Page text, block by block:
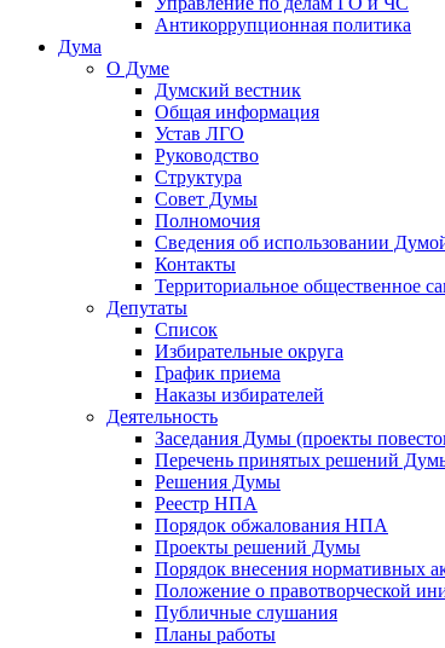
Антикоррупционная политика
Дума
О Думе
Думский вестник
Общая информация
Устав ЛГО
Руководство
Структура
Совет Думы
Полномочия
Сведения об использовании
Контакты
Территориальное общественное
Депутаты
Список
Избирательные округа
График приема
Наказы избирателей
Деятельность
Заседания Думы (проекты
Перечень принятых решений
Решения Думы
Реестр НПА
Порядок обжалования НПА
Проекты решений Думы
Порядок внесения нормативных
Положение о правотворческой
Публичные слушания
Планы работы